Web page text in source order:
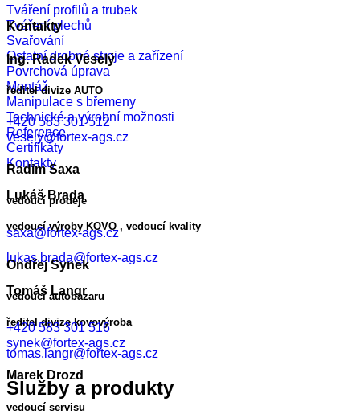
Kontakty
Ing. Radek Veselý
ředitel divize AUTO
+420 583 301 512
vesely@fortex-ags.cz
Radim Saxa
vedoucí prodeje
saxa@fortex-ags.cz
Ondřej Synek
vedoucí autobazaru
+420 583 301 516
synek@fortex-ags.cz
Marek Drozd
vedoucí servisu
Tváření profilů a trubek
Tváření plechů
Svařování
Ostatní drobné stroje a zařízení
Povrchová úprava
Montáž
Manipulace s břemeny
Technické a výrobní možnosti
Reference
Certifikáty
Kontakty
Lukáš Brada
vedoucí výroby KOVO , vedoucí kvality
lukas.brada@fortex-ags.cz
Tomáš Langr
ředitel divize kovovýroba
tomas.langr@fortex-ags.cz
Služby a produkty